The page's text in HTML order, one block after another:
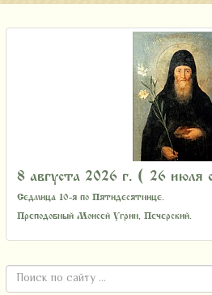
8 августа 2026 г. ( 26 июля
Седмица 10-я по Пятидесятнице.
Преподобный Моисей Угрин, Печерский.